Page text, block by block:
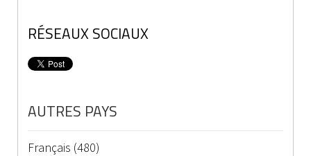
RÉSEAUX SOCIAUX
AUTRES PAYS
Français (480)